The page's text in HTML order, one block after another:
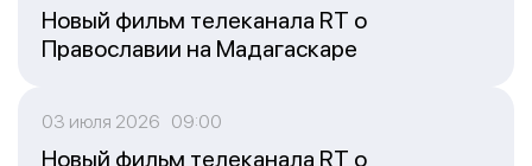
Новый фильм телеканала RT о
Православии на Мадагаскаре
03 июля 2026 09:00
Новый фильм телеканала RT о